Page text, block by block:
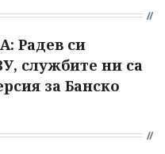
Радев си
службите ни са
за Банско